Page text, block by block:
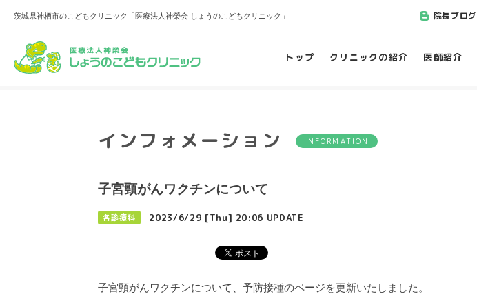
茨城県神栖市のこどもクリニック「医療法人神榮会 しょうのこどもクリニック」 院長ブログ
トップ クリニックの紹介 医師紹介
インフォメーション INFORMATION
子宮頸がんワクチンについて
各診療科 2023/6/29 [Thu] 20:06 UPDATE
子宮頸がんワクチンについて、予防接種のページを更新いたしました。